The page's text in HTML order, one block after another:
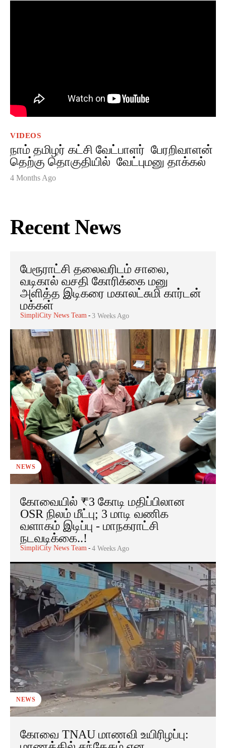
VIDEOS
நாம் தமிழர் கட்சி வேட்பாளர் பேரறிவாளன்
தெற்கு தொகுதியில் வேட்புமனு தாக்கல்
4 Months Ago
Recent News
பேரூராட்சி தலைவரிடம் சாலை,
வடிகால் வசதி கோரிக்கை மனு
அளித்த இடிகரை மகாலட்சுமி கார்டன்
மக்கள்
SimpliCity News Team - 3 Weeks Ago
NEWS
கோவையில் ₹3 கோடி மதிப்பிலான
OSR நிலம் மீட்பு; 3 மாடி வணிக
வளாகம் இடிப்பு - மாநகராட்சி
நடவடிக்கை..!
SimpliCity News Team - 4 Weeks Ago
NEWS
கோவை TNAU மாணவி உயிரிழப்பு: